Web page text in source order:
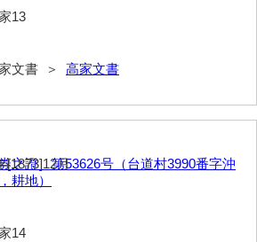
書
13
文書 ＞ 高家文書
之證 第53626号（台道村3990番字沖
耕地）
14
[1873]12月